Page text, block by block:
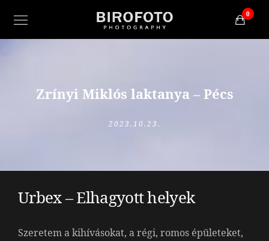
0
Zrínyi Miklós laktanya – Pécs
2023.10.23.
Urbex – Elhagyott helyek
Szeretem a kihívásokat, a régi, romos épületeket,